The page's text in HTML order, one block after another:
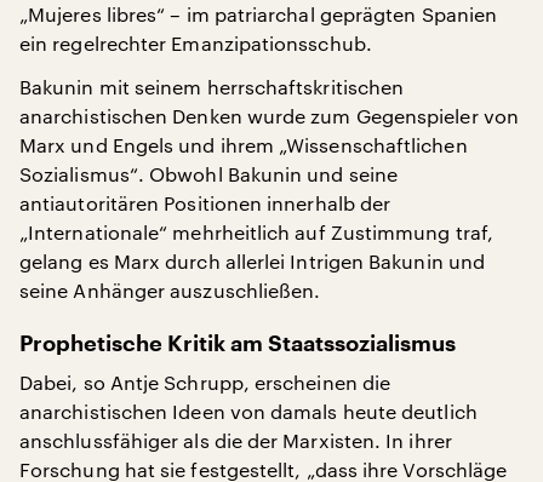
„Mujeres libres“ – im patriarchal geprägten Spanien
ein regelrechter Emanzipationsschub.
Bakunin mit seinem herrschaftskritischen
anarchistischen Denken wurde zum Gegenspieler von
Marx und Engels und ihrem „Wissenschaftlichen
Sozialismus“. Obwohl Bakunin und seine
antiautoritären Positionen innerhalb der
„Internationale“ mehrheitlich auf Zustimmung traf,
gelang es Marx durch allerlei Intrigen Bakunin und
seine Anhänger auszuschließen.
Prophetische Kritik am Staatssozialismus
Dabei, so Antje Schrupp, erscheinen die
anarchistischen Ideen von damals heute deutlich
anschlussfähiger als die der Marxisten. In ihrer
Forschung hat sie festgestellt, „dass ihre Vorschläge